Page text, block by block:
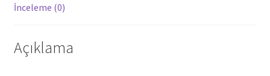
İnceleme (0)
Açıklama